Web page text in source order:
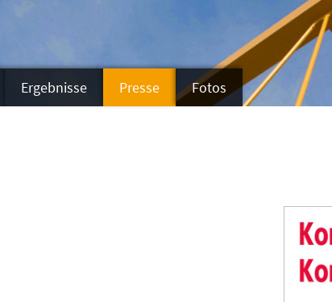
Ergebnisse Presse Fotos